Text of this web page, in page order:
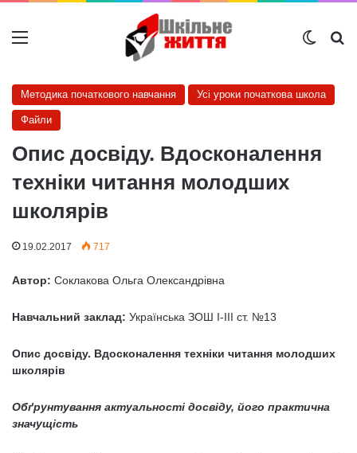
Меню
Методика початкового навчання Усі уроки початкова школа
Файли
Опис досвіду. Вдосконалення
техніки читання молодших
школярів
19.02.2017 717
Автор: Соклакова Ольга Олександрівна
Навчальний заклад: Українська ЗОШ І-ІІІ ст. №13
Опис досвіду. Вдосконалення техніки читання молодших
школярів
Обґрунтування актуальності досвіду, його практична
значущість